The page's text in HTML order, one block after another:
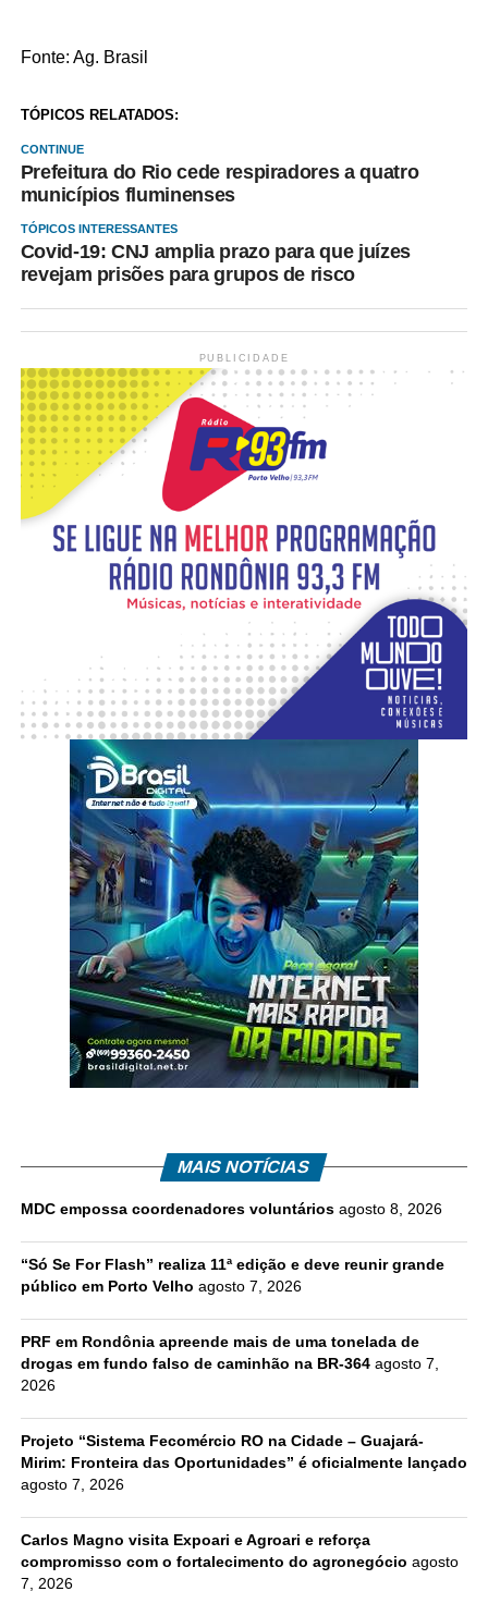
Fonte: Ag. Brasil
TÓPICOS RELATADOS:
CONTINUE
Prefeitura do Rio cede respiradores a quatro
municípios fluminenses
TÓPICOS INTERESSANTES
Covid-19: CNJ amplia prazo para que juízes
revejam prisões para grupos de risco
PUBLICIDADE
MAIS NOTÍCIAS
MDC empossa coordenadores voluntários agosto 8, 2026
“Só Se For Flash” realiza 11ª edição e deve reunir grande
público em Porto Velho agosto 7, 2026
PRF em Rondônia apreende mais de uma tonelada de
drogas em fundo falso de caminhão na BR-364 agosto 7,
2026
Projeto “Sistema Fecomércio RO na Cidade – Guajará-
Mirim: Fronteira das Oportunidades” é oficialmente lançado
agosto 7, 2026
Carlos Magno visita Expoari e Agroari e reforça
compromisso com o fortalecimento do agronegócio agosto
7, 2026